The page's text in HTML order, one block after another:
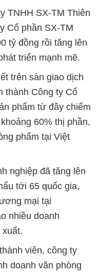
TNHH SX-TM Thiên
Cổ phần SX-TM
tỷ đồng rồi tăng lên
triển mạnh mẽ.
trên sàn giao dịch
thành Công ty Cổ
phẩm từ đây chiếm
60% thị phần,
phẩm tại Việt
nghiệp đã tăng lên
tới 65 quốc gia,
mại tại
nhiều doanh
xuất.
viên, công ty
doanh văn phòng